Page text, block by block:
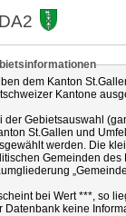
dem Kanton
Kantone
der Gebietsauswahl
St.Gallen und
werden. Die
Gemeinden des
bei Wert ***, so
Datenbank keine